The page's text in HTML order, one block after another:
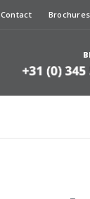
Contact Brochures